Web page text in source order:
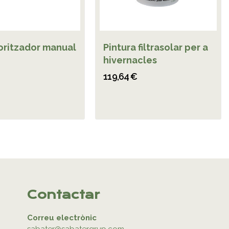
manual
Pintura filtrasolar per a
hivernacles
119,64 €
Contactar
Correu electrònic